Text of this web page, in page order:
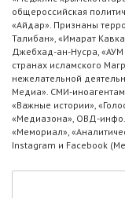
общероссийская
«Айдар». Признаны
Талибан», «Имарат
Джебхад-ан-Нусра, «АУМ
странах исламского
нежелательной
Медиа». СМИ-
«Важные истории»,
«Медиазона», ОВД-
«Мемориал»,
Instagram и Facebook